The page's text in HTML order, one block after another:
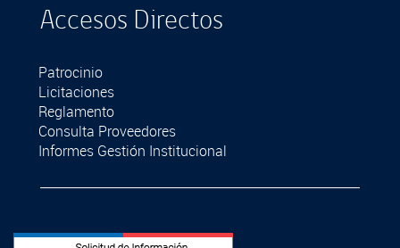
Accesos Directos
Patrocinio
Licitaciones
Reglamento
Consulta Proveedores
Informes Gestión Institucional